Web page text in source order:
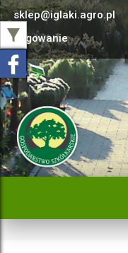
sklep@iglaki.agro.pl
Logowanie